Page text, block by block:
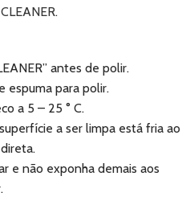
.
antes de polir.
espuma para polir.
a 5 – 25 ° C.
a ser limpa está fria ao
e não exponha demais aos